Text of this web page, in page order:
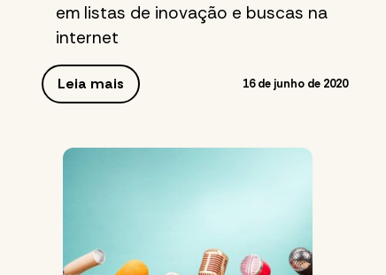
em listas de inovação e buscas na
internet
Leia mais 16 de junho de 2020